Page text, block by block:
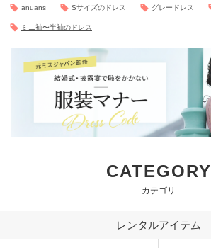
anuans Sサイズのドレス グレードレス
ミニ袖〜半袖のドレス
CATEGORY
カテゴリ
レンタルアイテム